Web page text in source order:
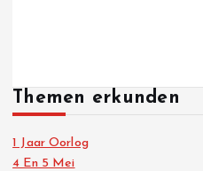
Themen erkunden
1 Jaar Oorlog
4 En 5 Mei